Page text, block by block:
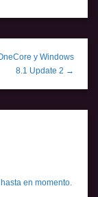
y Windows
8.1 Update 2 →
en momento.